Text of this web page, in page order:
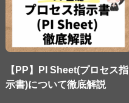
【PP】PI Sheet(プロセス指
示書)について徹底解説